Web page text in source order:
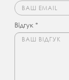
Відгук *